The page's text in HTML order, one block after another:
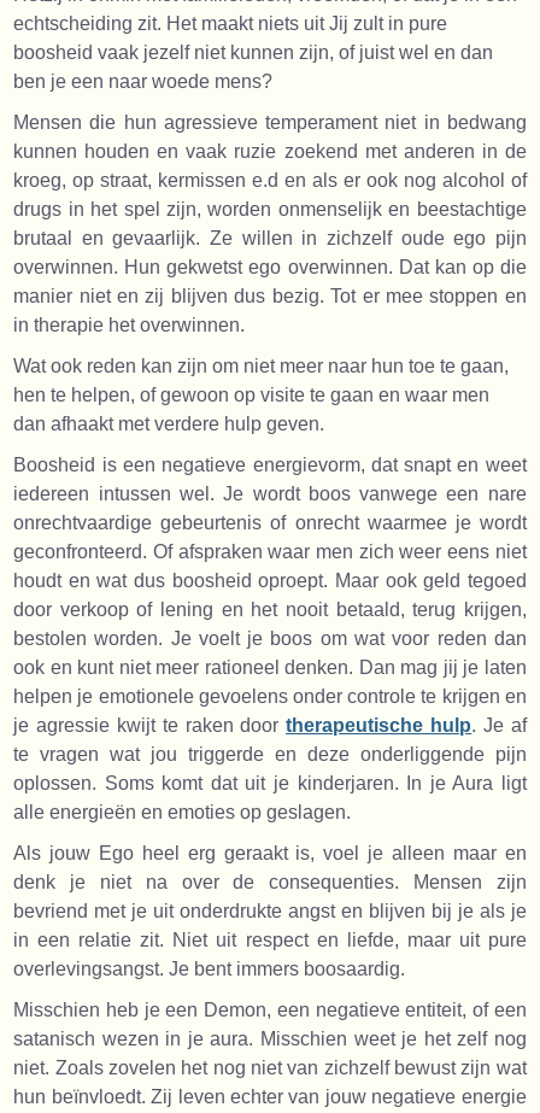
echtscheiding zit. Het maakt niets uit Jij zult in pure
boosheid vaak jezelf niet kunnen zijn, of juist wel en dan
ben je een naar woede mens?
Mensen die hun agressieve temperament niet in bedwang
kunnen houden en vaak ruzie zoekend met anderen in de
kroeg, op straat, kermissen e.d en als er ook nog alcohol of
drugs in het spel zijn, worden onmenselijk en beestachtige
brutaal en gevaarlijk. Ze willen in zichzelf oude ego pijn
overwinnen. Hun gekwetst ego overwinnen. Dat kan op die
manier niet en zij blijven dus bezig. Tot er mee stoppen en
in therapie het overwinnen.
Wat ook reden kan zijn om niet meer naar hun toe te gaan,
hen te helpen, of gewoon op visite te gaan en waar men
dan afhaakt met verdere hulp geven.
Boosheid is een negatieve energievorm, dat snapt en weet
iedereen intussen wel. Je wordt boos vanwege een nare
onrechtvaardige gebeurtenis of onrecht waarmee je wordt
geconfronteerd. Of afspraken waar men zich weer eens niet
houdt en wat dus boosheid oproept. Maar ook geld tegoed
door verkoop of lening en het nooit betaald, terug krijgen,
bestolen worden. Je voelt je boos om wat voor reden dan
ook en kunt niet meer rationeel denken. Dan mag jij je laten
helpen je emotionele gevoelens onder controle te krijgen en
je agressie kwijt te raken doortherapeutische hulp. Je af
te vragen wat jou triggerde en deze onderliggende pijn
oplossen. Soms komt dat uit je kinderjaren. In je Aura ligt
alle energieën en emoties op geslagen.
Als jouw Ego heel erg geraakt is, voel je alleen maar en
denk je niet na over de consequenties. Mensen zijn
bevriend met je uit onderdrukte angst en blijven bij je als je
in een relatie zit. Niet uit respect en liefde, maar uit pure
overlevingsangst. Je bent immers boosaardig.
Misschien heb je een Demon, een negatieve entiteit, of een
satanisch wezen in je aura. Misschien weet je het zelf nog
niet. Zoals zovelen het nog niet van zichzelf bewust zijn wat
hun beïnvloedt. Zij leven echter van jouw negatieve energie